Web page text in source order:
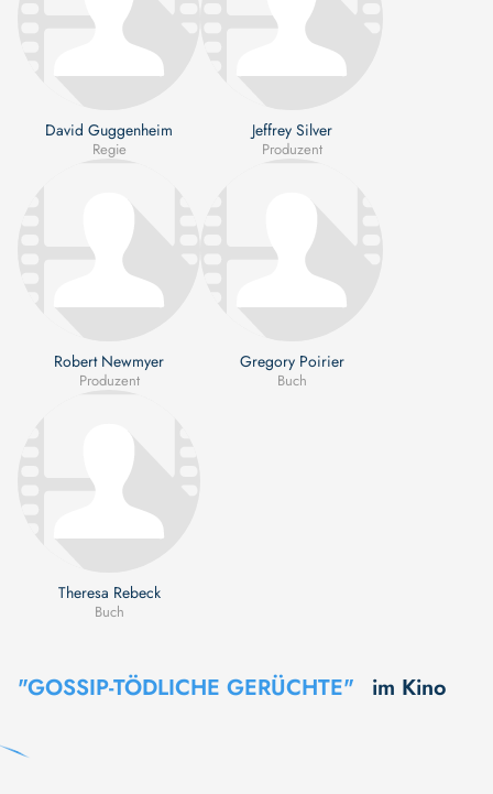
David Guggenheim
Regie
Jeffrey Silver
Produzent
Robert Newmyer
Produzent
Gregory Poirier
Buch
Theresa Rebeck
Buch
"GOSSIP-TÖDLICHE GERÜCHTE" im Kino